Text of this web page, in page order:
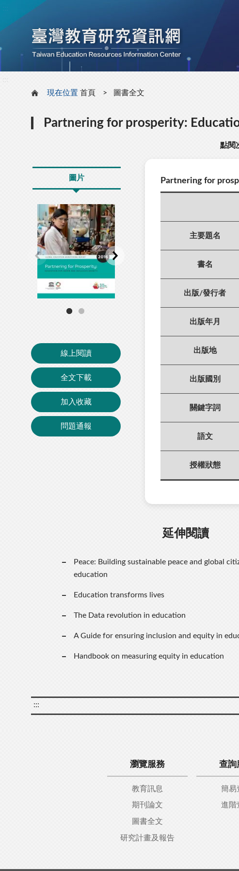
現在位置 首頁 圖書全文
Partnering for prosperity:
點閱
圖片
線上閱讀
全文下載
加入收藏
問題通報
Partnering for
主要題名
書名
出版/發行者
出版年月
出版地
出版國別
關鍵字詞
語文
授權狀態
延伸閱讀
Peace: Building sustainable peace and global
education
Education transforms lives
The Data revolution in education
A Guide for ensuring inclusion and equity in
Handbook on measuring equity in education
:::
瀏覽服務
教育訊息
期刊論文
圖書全文
研究計畫及報告
查詢
簡易
進階